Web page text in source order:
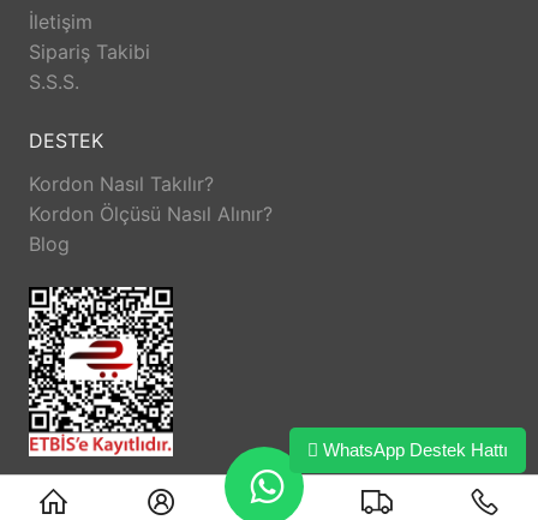
İletişim
Sipariş Takibi
S.S.S.
DESTEK
Kordon Nasıl Takılır?
Kordon Ölçüsü Nasıl Alınır?
Blog
WhatsApp Destek Hattı